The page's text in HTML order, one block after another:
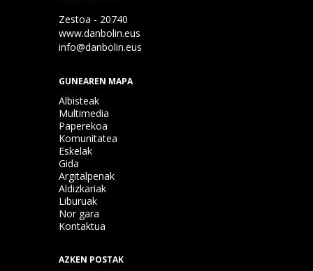
Zestoa - 20740
www.danbolin.eus
info@danbolin.eus
GUNEAREN MAPA
Albisteak
Multimedia
Paperekoa
Komunitatea
Eskelak
Gida
Argitalpenak
Aldizkariak
Liburuak
Nor gara
Kontaktua
AZKEN POSTAK